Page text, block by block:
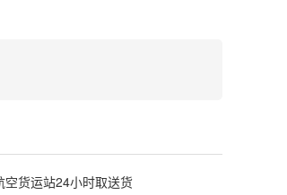
空货运站24小时取送货